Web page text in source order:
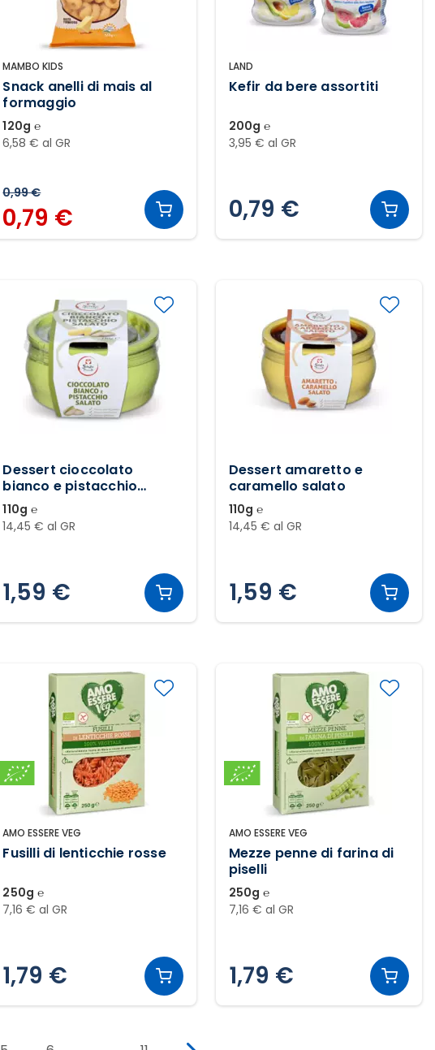
MAMBO KIDS
Snack anelli di mais al
formaggio
120g ℮
6,58 € al GR
0,99 €
0,79 €
LAND
Kefir da bere assortiti
200g ℮
3,95 € al GR
0,79 €
Dessert cioccolato
bianco e pistacchio
salato
110g ℮
14,45 € al GR
1,59 €
Dessert amaretto e
caramello salato
110g ℮
14,45 € al GR
1,59 €
AMO ESSERE VEG
Fusilli di lenticchie rosse
250g ℮
7,16 € al GR
1,79 €
AMO ESSERE VEG
Mezze penne di farina di
piselli
250g ℮
7,16 € al GR
1,79 €